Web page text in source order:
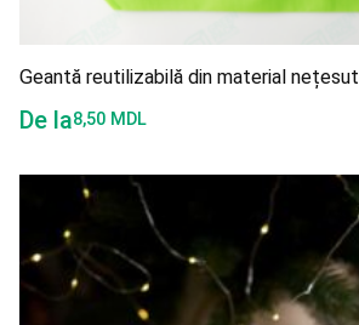
Geantă reutilizabilă din material nețesut
De la8,50 MDL